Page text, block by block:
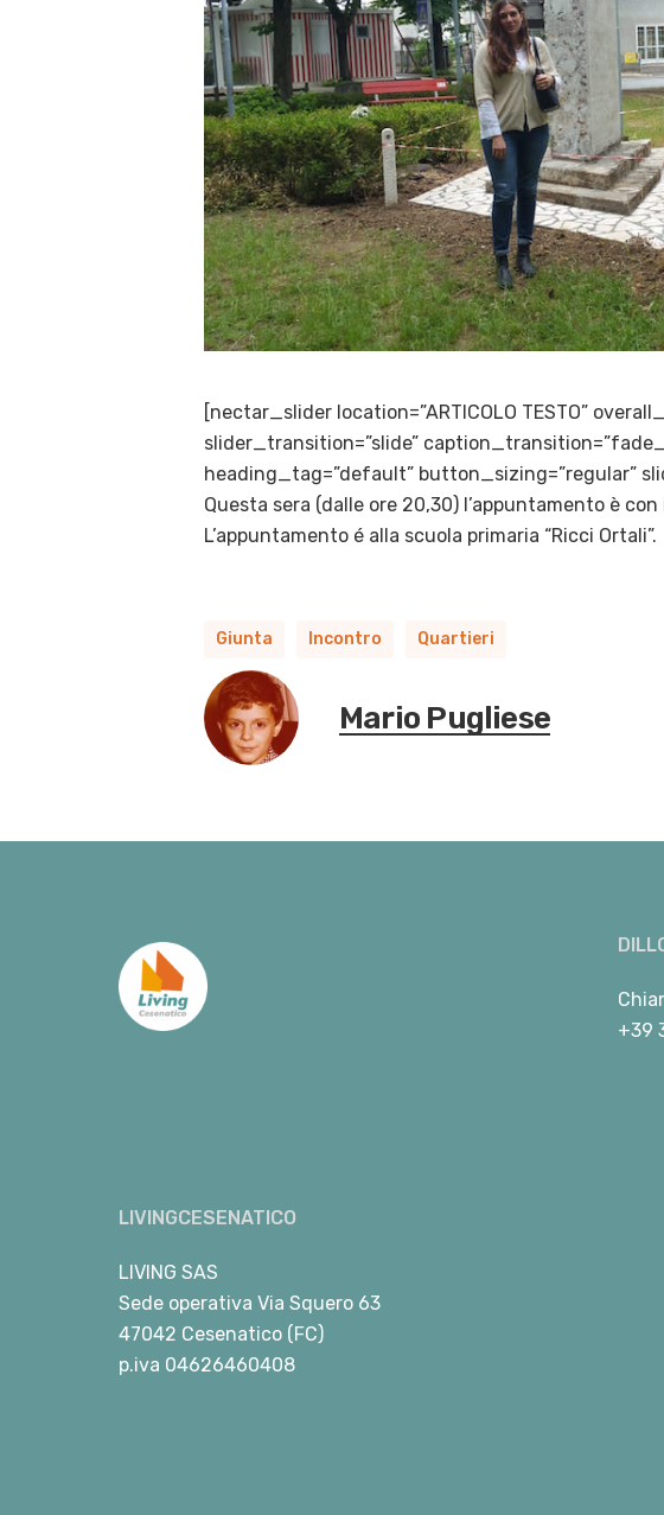
[nectar_slider location=”ARTICOLO TESTO”
slider_transition=”slide”
heading_tag=”default” button_sizing=”regular”
Questa sera (dalle ore 20,30) l’appuntamento è
L’appuntamento é alla scuola primaria “Ricci Ortali”.
Giunta Incontro Quartieri
Mario Pugliese
LIVINGCESENATICO
LIVING SAS
Sede operativa Via Squero 63
47042 Cesenatico (FC)
p.iva 04626460408
+39